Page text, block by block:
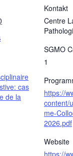
cas
de la
Kontakt
Centre
SGMO
1
https://
content/
me-
2026.pdf
Website